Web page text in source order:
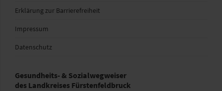
Erklärung zur Barrierefreiheit
Impressum
Datenschutz
Gesundheits- & Sozialwegweiser
des Landkreises Fürstenfeldbruck